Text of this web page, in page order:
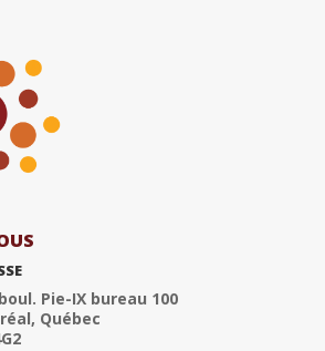
Pie-IX bureau 100
Québec